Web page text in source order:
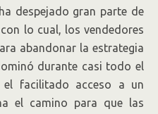
despejado gran parte de
lo cual, los vendedores
abandonar la estrategia
durante casi todo el
facilitado acceso a un
el camino para que las